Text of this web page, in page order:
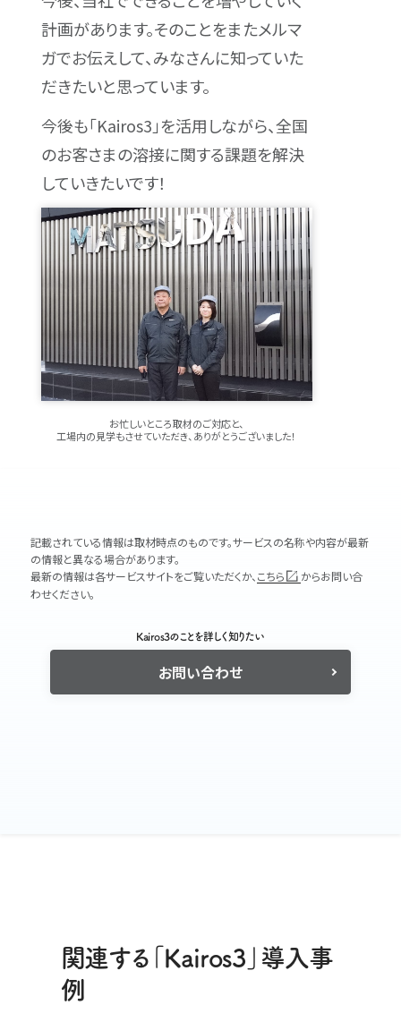
計画があります。そのことをまたメルマ
ガでお伝えして、みなさんに知っていた
だきたいと思っています。
今後も「Kairos3」を活用しながら、全国
のお客さまの溶接に関する課題を解決
していきたいです！
お忙しいところ取材のご対応と、
工場内の見学もさせていただき、ありがとうございました！
記載されている情報は取材時点のものです。サービスの名称や内容が最新
の情報と異なる場合があります。
最新の情報は各サービスサイトをご覧いただくか、 こちら
からお問い合
わせください。
Kairos3のことを詳しく知りたい
お問い合わせ
関連する「Kairos3」導入事
例